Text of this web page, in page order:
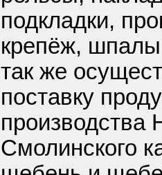
подкладки,
крепёж,
так же
поставку
производства
Смолинского